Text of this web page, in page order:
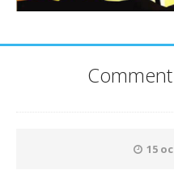
15